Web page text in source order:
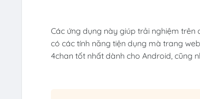
Các ứng dụng này giúp trải nghiệm
có các tính năng tiện dụng mà trang
4chan tốt nhất dành cho Android, cũng